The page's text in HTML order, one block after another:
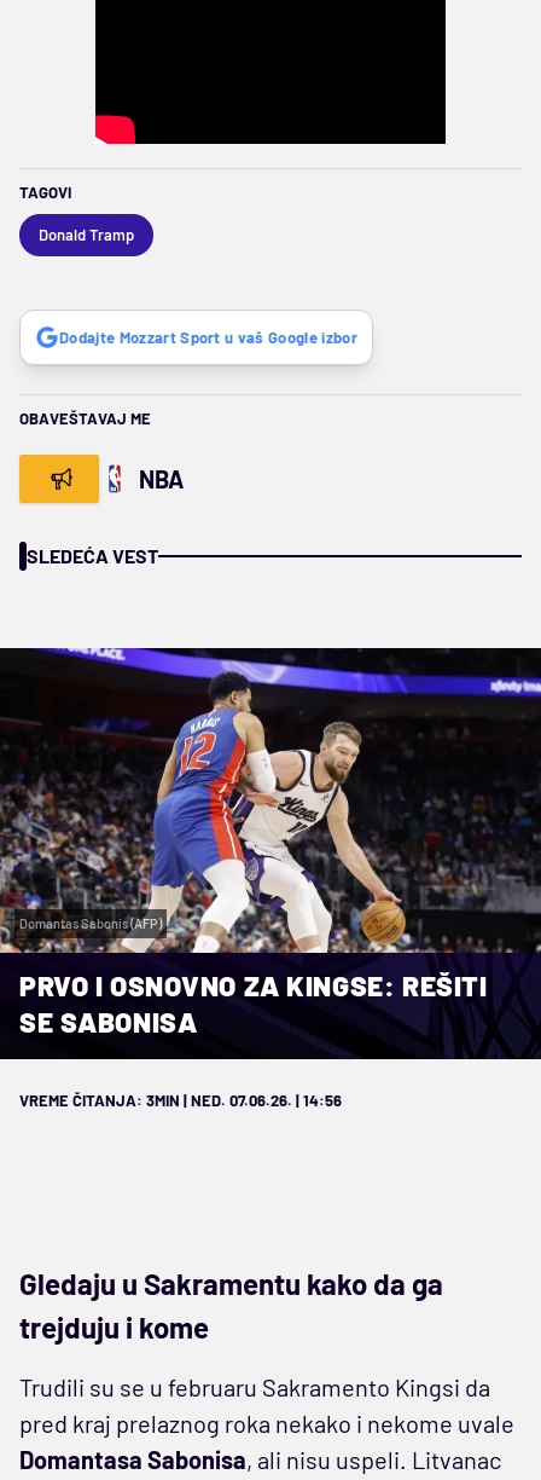
TAGOVI
Donald Tramp
Dodajte Mozzart Sport u vaš Google izbor
OBAVEŠTAVAJ ME
NBA
SLEDEĆA VEST
Domantas Sabonis (AFP)
PRVO I OSNOVNO ZA KINGSE: REŠITI
SE SABONISA
VREME ČITANJA: 3MIN | NED. 07.06.26. | 14:56
Gledaju u Sakramentu kako da ga
trejduju i kome
Trudili su se u februaru Sakramento Kingsi da
pred kraj prelaznog roka nekako i nekome uvale
Domantasa Sabonisa, ali nisu uspeli. Litvanac